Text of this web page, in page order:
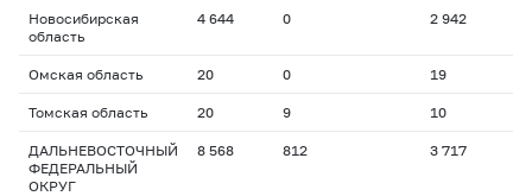
Новосибирская
область
4 644 0 2 942
Омская область 20 0 19
Томская область 20 9 10
ДАЛЬНЕВОСТОЧНЫЙ
ФЕДЕРАЛЬНЫЙ
ОКРУГ
8 568 812 3 717